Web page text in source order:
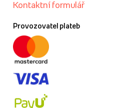
Kontaktní formulář
Provozovatel plateb